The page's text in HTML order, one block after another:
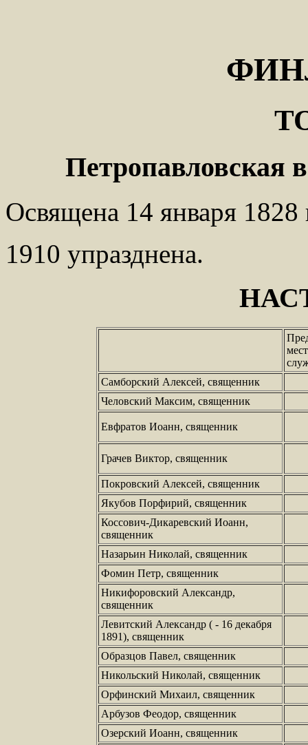
Петропавловская
Освящена 14 января 1828
1910 упразднена.
Самборский Алексей, священник
Человский Максим, священник
Евфратов Иоанн, священник
Грачев Виктор, священник
Покровский Алексей, священник
Якубов Порфирий, священник
Коссович-Дикаревский Иоанн,
священник
Назарьин Николай, священник
Фомин Петр, священник
Никифоровский Александр,
священник
Левитский Александр ( - 16 декабря
1891), священник
Образцов Павел, священник
Никольский Николай, священник
Орфинский Михаил, священник
Арбузов Феодор, священник
Озерский Иоанн, священник